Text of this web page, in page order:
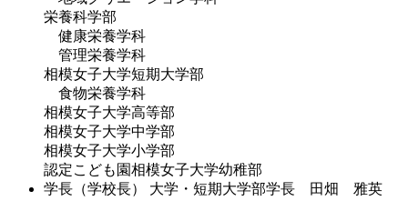
栄養科学部
健康栄養学科
管理栄養学科
相模女子大学短期大学部
食物栄養学科
相模女子大学高等部
相模女子大学中学部
相模女子大学小学部
認定こども園相模女子大学幼稚部
学長（学校長）
大学・短期大学部学長 田畑 雅英